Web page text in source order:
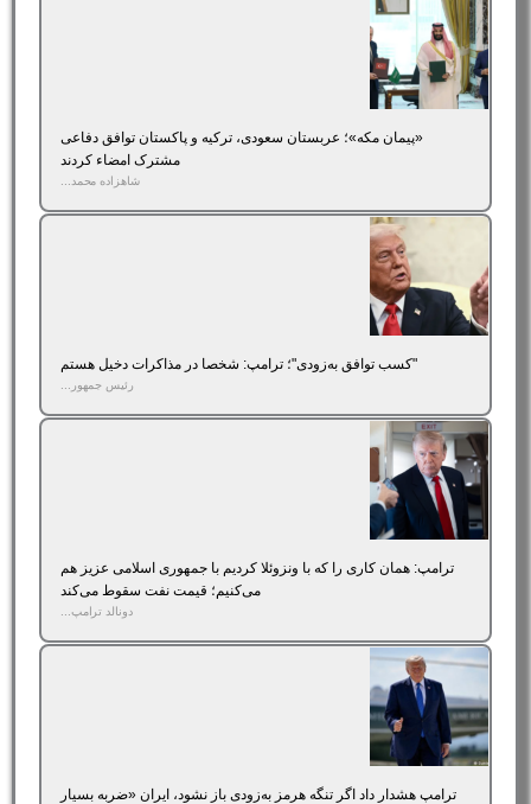
«پیمان مکه»؛ عربستان سعودی، ترکیه و پاکستان توافق دفاعی
مشترک امضاء کردند
شاهزاده محمد...
"کسب توافق به‌زودی"؛ ترامپ: شخصا در مذاکرات دخیل هستم
رئیس جمهور...
ترامپ: همان کاری را که با ونزوئلا کردیم با جمهوری اسلامی عزیز هم
می‌کنیم؛ قیمت نفت سقوط می‌کند
دونالد ترامپ...
ترامپ هشدار داد اگر تنگه هرمز به‌زودی باز نشود، ایران «ضربه بسیار